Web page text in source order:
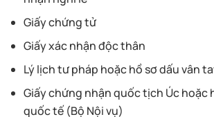
Giấy chứng tử
Giấy xác nhận độc thân
Lý lịch tư pháp hoặc hồ sơ dấu vân
Giấy chứng nhận quốc tịch Úc hoặc
quốc tế (Bộ Nội vụ)